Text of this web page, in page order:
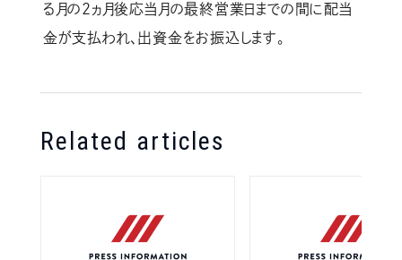
る月の2ヵ月後応当月の最終営業日までの間に配当
金が支払われ、出資金をお振込します。
Related articles